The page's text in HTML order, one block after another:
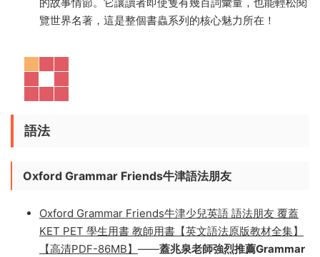
照，配有大量精美的插圖。它給閱讀者足夠的自信，即使
你隻有幾百的詞彙量，也可以不太費勁地閱覽世界名作
這套以“世界名著”+“英語學習”見長的王牌讀物，即使在入
門級，也是用樸實的英語單詞和精煉的語法，表達出豐富
語法